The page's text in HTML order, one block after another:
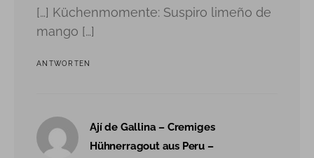
[…] Küchenmomente: Suspiro limeño de
mango […]
ANTWORTEN
Ají de Gallina – Cremiges
Hühnerragout aus Peru –